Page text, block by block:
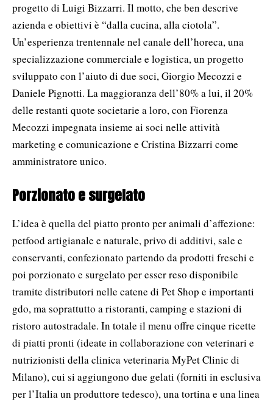
progetto di Luigi Bizzarri. Il motto, che ben descrive
azienda e obiettivi è “dalla cucina, alla ciotola”.
Un’esperienza trentennale nel canale dell’horeca, una
specializzazione commerciale e logistica, un progetto
sviluppato con l’aiuto di due soci, Giorgio Mecozzi e
Daniele Pignotti. La maggioranza dell’80% a lui, il 20%
delle restanti quote societarie a loro, con Fiorenza
Mecozzi impegnata insieme ai soci nelle attività
marketing e comunicazione e Cristina Bizzarri come
amministratore unico.
Porzionato e surgelato
L’idea è quella del piatto pronto per animali d’affezione:
petfood artigianale e naturale, privo di additivi, sale e
conservanti, confezionato partendo da prodotti freschi e
poi porzionato e surgelato per esser reso disponibile
tramite distributori nelle catene di Pet Shop e importanti
gdo, ma soprattutto a ristoranti, camping e stazioni di
ristoro autostradale. In totale il menu offre cinque ricette
di piatti pronti (ideate in collaborazione con veterinari e
nutrizionisti della clinica veterinaria MyPet Clinic di
Milano), cui si aggiungono due gelati (forniti in esclusiva
per l’Italia un produttore tedesco), una tortina e una linea